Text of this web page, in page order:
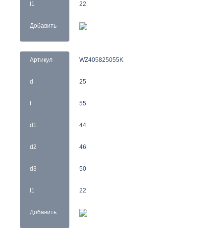
I1
Добавить
22
Артикул
d
d1
d2
d3
I1
Добавить
WZ405825055K
25
55
44
46
50
22